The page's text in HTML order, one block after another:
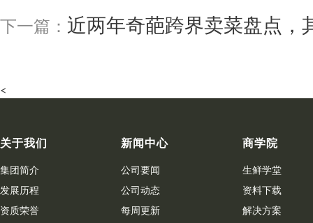
下一篇： 近两年奇葩跨界卖菜盘点，
<
关于我们
集团简介
发展历程
资质荣誉
新闻中心
公司要闻
公司动态
每周更新
商学院
生鲜学堂
资料下载
解决方案